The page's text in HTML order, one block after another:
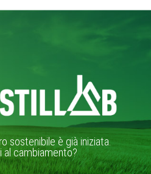
sostenibile è già iniziata.
al cambiamento?